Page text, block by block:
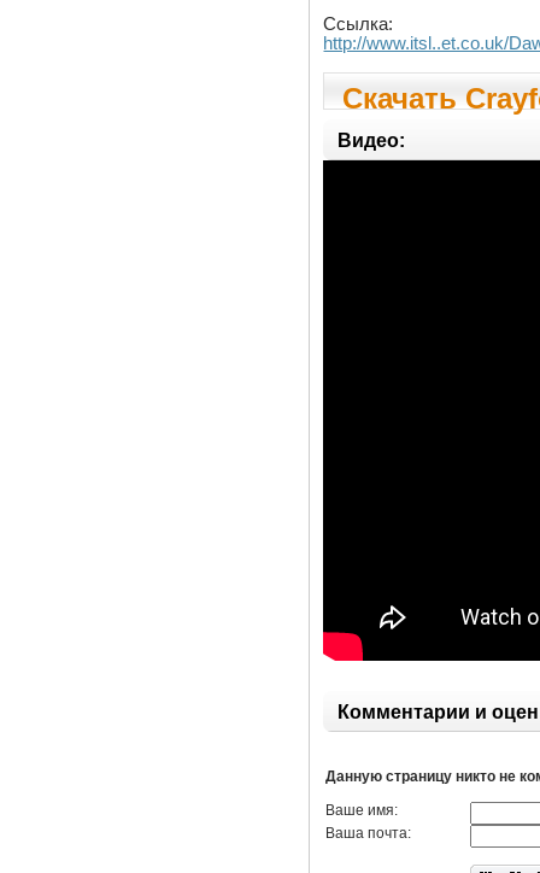
Ссылка:
http://www.itsl..et.co.uk/
Скачать
Видео:
Комментарии и
Данную страницу никто не
Ваше имя:
Ваша почта: